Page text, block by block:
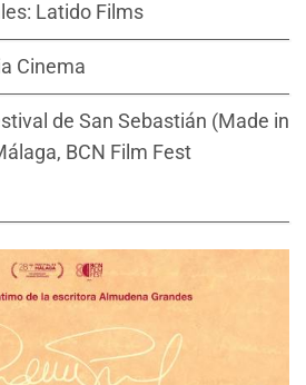
Latido Films
Cinema
de San Sebastián (Made in
BCN Film Fest